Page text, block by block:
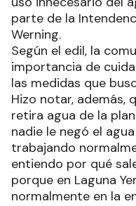
parte de la
Werning.
Según el edil, la
importancia de
las medidas que
Hizo notar, además,
retira agua de la
nadie le negó el
trabajando
entiendo por qué
porque en Laguna
normalmente en la